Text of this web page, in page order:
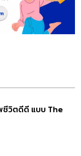
ชีวิตดีดี แบบ The